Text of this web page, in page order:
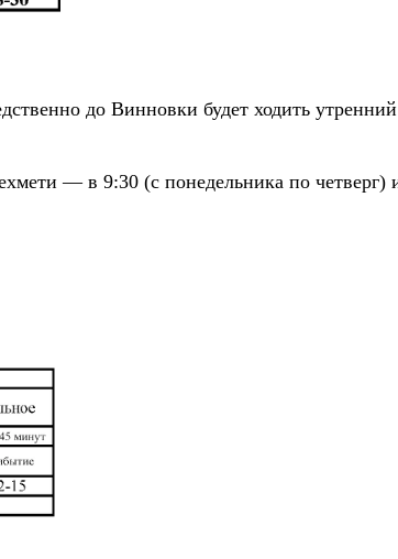
до Винновки будет ходить
— в 9:30 (с понедельника по четверг)